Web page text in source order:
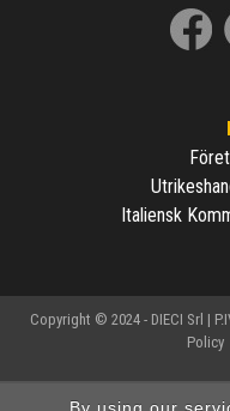
Italiensk
Copyright © 2024 - DIECI Srl |
Policy